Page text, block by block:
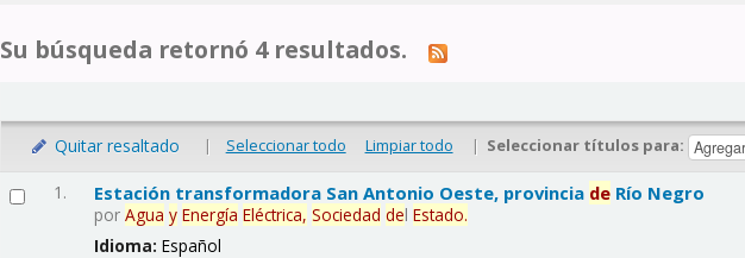
Su búsqueda retornó 4 resultados.
Quitar resaltado | Seleccionar todo Limpiar todo | Seleccionar títulos para:
1. Estación transformadora San Antonio Oeste, provincia de Río Negro
porAgua y Energía Eléctrica, Sociedad delEstado.
Idioma:Español